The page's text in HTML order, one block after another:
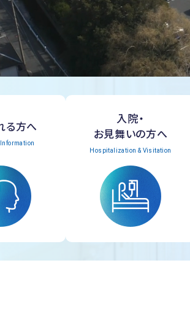
る方へ
入院・
お見舞いの方へ
Hospitalization & Visitation